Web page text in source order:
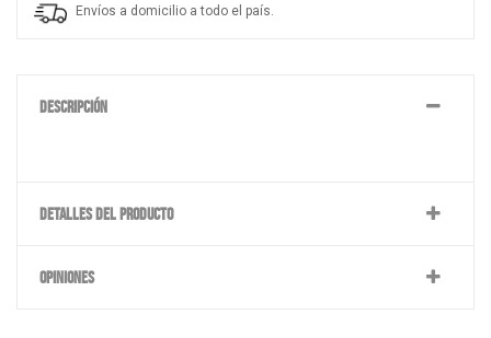
Envíos a domicilio a todo el país.
DESCRIPCIÓN
DETALLES DEL PRODUCTO
OPINIONES